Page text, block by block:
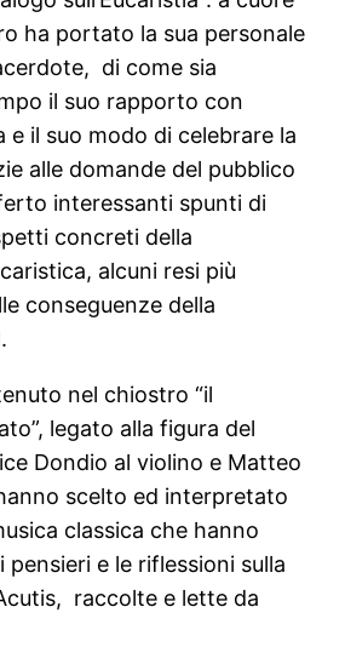
ha portato la sua personale
di come sia
il suo rapporto con
e il suo modo di celebrare la
alle domande del pubblico
interessanti spunti di
concreti della
alcuni resi più
conseguenze della
nel chiostro “il
legato alla figura del
Dondio al violino e Matteo
scelto ed interpretato
classica che hanno
e le riflessioni sulla
raccolte e lette da